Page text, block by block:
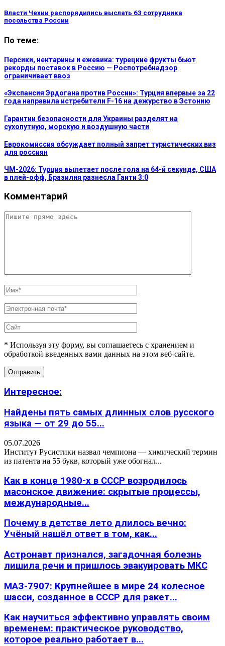
Власти Чехии распорядились выслать 63 сотрудника
посольства России
По теме:
Персики, нектарины и ежевика: турецкие фрукты бьют
рекорды поставок в Россию — Роспотребнадзор
ограничивает ввоз
«Экспансия Эрдогана против России»: Турция впервые за 22
года направила истребители F-16 на дежурство в Эстонию
Гарантии безопасности для Украины разделят на
сухопутную, морскую и воздушную части
Еврокомиссия обсуждает полный запрет туристических виз
для россиян
ЧМ-2026: Турция вылетает после гола на 64-й секунде, США
в плей-офф, Бразилия разнесла Гаити 3:0
Комментарий
* Используя эту форму, вы соглашаетесь с хранением и
обработкой введенных вами данных на этом веб-сайте.
Интересное:
Найдены пять самых длинных слов русского
языка — от 29 до 55...
05.07.2026
Институт Русистики назвал чемпиона — химический термин
из патента на 55 букв, который уже обогнал...
Как в конце 1980-х в СССР возродилось
масонское движение: скрытые процессы,
международные...
Почему в детстве лето длилось вечно:
Учёный нашёл ответ в том, как...
Астронавт признался, загадочная болезнь
лишила речи и пришлось эвакуировать МКС
МАЗ-7907: Крупнейшее в мире 24 колесное
шасси, созданное в СССР для ракет...
Как научиться эффективно управлять своим
временем: практическое руководство,
которое реально работает в...